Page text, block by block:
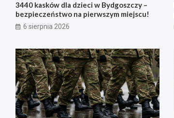
3440 kasków dla dzieci w Bydgoszczy –
bezpieczeństwo na pierwszym miejscu!
6 sierpnia 2026